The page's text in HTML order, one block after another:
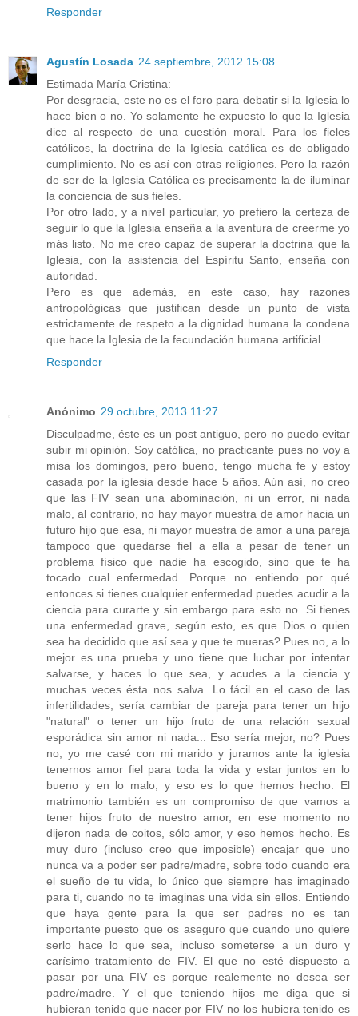
Responder
Agustín Losada 24 septiembre, 2012 15:08
Estimada María Cristina:
Por desgracia, este no es el foro para debatir si la Iglesia lo
hace bien o no. Yo solamente he expuesto lo que la Iglesia
dice al respecto de una cuestión moral. Para los fieles
católicos, la doctrina de la Iglesia católica es de obligado
cumplimiento. No es así con otras religiones. Pero la razón
de ser de la Iglesia Católica es precisamente la de iluminar
la conciencia de sus fieles.
Por otro lado, y a nivel particular, yo prefiero la certeza de
seguir lo que la Iglesia enseña a la aventura de creerme yo
más listo. No me creo capaz de superar la doctrina que la
Iglesia, con la asistencia del Espíritu Santo, enseña con
autoridad.
Pero es que además, en este caso, hay razones
antropológicas que justifican desde un punto de vista
estrictamente de respeto a la dignidad humana la condena
que hace la Iglesia de la fecundación humana artificial.
Responder
Anónimo 29 octubre, 2013 11:27
Disculpadme, éste es un post antiguo, pero no puedo evitar
subir mi opinión. Soy católica, no practicante pues no voy a
misa los domingos, pero bueno, tengo mucha fe y estoy
casada por la iglesia desde hace 5 años. Aún así, no creo
que las FIV sean una abominación, ni un error, ni nada
malo, al contrario, no hay mayor muestra de amor hacia un
futuro hijo que esa, ni mayor muestra de amor a una pareja
tampoco que quedarse fiel a ella a pesar de tener un
problema físico que nadie ha escogido, sino que te ha
tocado cual enfermedad. Porque no entiendo por qué
entonces si tienes cualquier enfermedad puedes acudir a la
ciencia para curarte y sin embargo para esto no. Si tienes
una enfermedad grave, según esto, es que Dios o quien
sea ha decidido que así sea y que te mueras? Pues no, a lo
mejor es una prueba y uno tiene que luchar por intentar
salvarse, y haces lo que sea, y acudes a la ciencia y
muchas veces ésta nos salva. Lo fácil en el caso de las
infertilidades, sería cambiar de pareja para tener un hijo
"natural" o tener un hijo fruto de una relación sexual
esporádica sin amor ni nada... Eso sería mejor, no? Pues
no, yo me casé con mi marido y juramos ante la iglesia
tenernos amor fiel para toda la vida y estar juntos en lo
bueno y en lo malo, y eso es lo que hemos hecho. El
matrimonio también es un compromiso de que vamos a
tener hijos fruto de nuestro amor, en ese momento no
dijeron nada de coitos, sólo amor, y eso hemos hecho. Es
muy duro (incluso creo que imposible) encajar que uno
nunca va a poder ser padre/madre, sobre todo cuando era
el sueño de tu vida, lo único que siempre has imaginado
para ti, cuando no te imaginas una vida sin ellos. Entiendo
que haya gente para la que ser padres no es tan
importante puesto que os aseguro que cuando uno quiere
serlo hace lo que sea, incluso someterse a un duro y
carísimo tratamiento de FIV. El que no esté dispuesto a
pasar por una FIV es porque realemente no desea ser
padre/madre. Y el que teniendo hijos me diga que si
hubieran tenido que nacer por FIV no los hubiera tenido es